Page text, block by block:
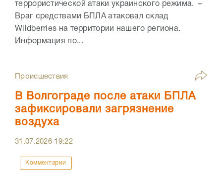
террористической атаки украинского режима. –
Враг средствами БПЛА атаковал склад
Wildberries на территории нашего региона.
Информация по...
Происшествия
В Волгограде после атаки БПЛА
зафиксировали загрязнение
воздуха
31.07.2026 19:22
Комментарии